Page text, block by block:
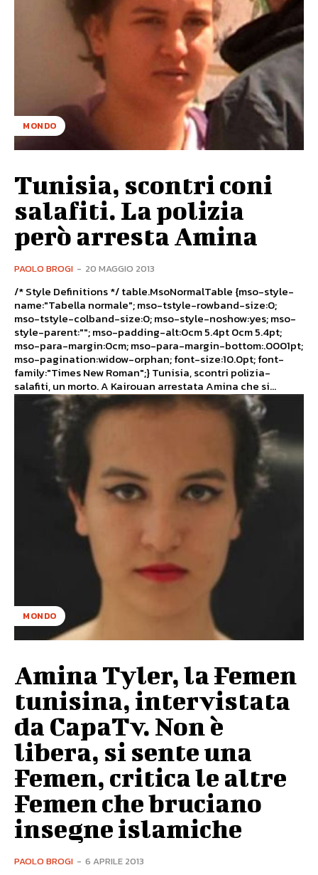
MONDO
Tunisia, scontri coni
salafiti. La polizia
però arresta Amina
PAOLO BROGI - 20 MAGGIO 2013
/* Style Definitions */ table.MsoNormalTable {mso-style-
name:"Tabella normale"; mso-tstyle-rowband-size:0;
mso-tstyle-colband-size:0; mso-style-noshow:yes; mso-
style-parent:""; mso-padding-alt:0cm 5.4pt 0cm 5.4pt;
mso-para-margin:0cm; mso-para-margin-bottom:.0001pt;
mso-pagination:widow-orphan; font-size:10.0pt; font-
family:"Times New Roman";} Tunisia, scontri polizia-
salafiti, un morto. A Kairouan arrestata Amina che si...
MONDO
Amina Tyler, la Femen
tunisina, intervistata
da CapaTv. Non è
libera, si sente una
Femen, critica le altre
Femen che bruciano
insegne islamiche
PAOLO BROGI - 6 APRILE 2013